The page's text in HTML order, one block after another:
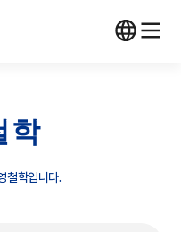
학
철학입니다.